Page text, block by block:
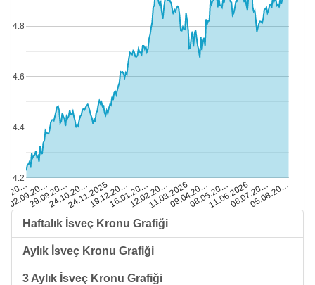
02.09.20…
29.09.20…24.10.20…
24.11.202519.12.20…16.01.20…12.02.20…
11.03.202609.04.20…08.05.20…
11.06.202608.07.20…
05.08.20…
4.2
4.4
4.6
4.8
Haftalık İsveç Kronu Grafiği
Aylık İsveç Kronu Grafiği
3 Aylık İsveç Kronu Grafiği